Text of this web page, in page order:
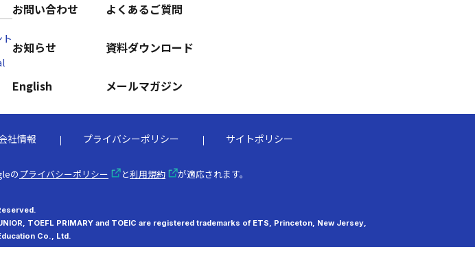
お問い合わせ よくあるご質問
お知らせ 資料ダウンロード
English メールマガジン
社情報 プライバシーポリシー サイトポリシー
の プライバシーポリシー と利用規約 が適応されます。
TOEFL PRIMARY and TOEIC are registered trademarks of ETS, Princeton, New Jersey,
Co., Ltd.